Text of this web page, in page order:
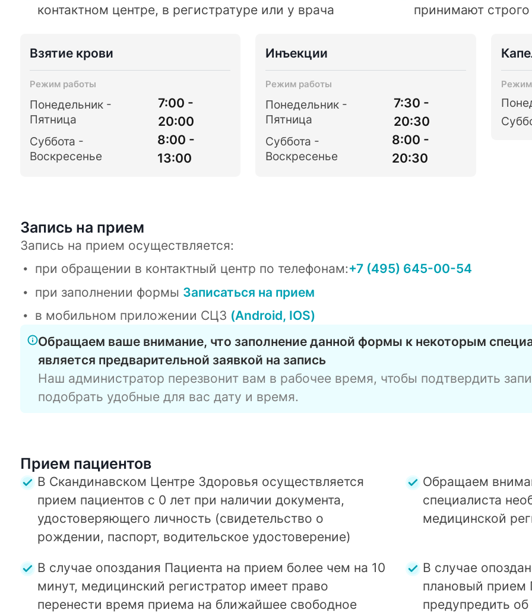
контактном центре, в регистратуре или у врача
принимают строго
Взятие крови
Режим работы
Понедельник -
Пятница
7:00 -
20:00
Суббота -
Воскресенье
8:00 -
13:00
Инъекции
Режим работы
Понедельник -
Пятница
7:30 -
20:30
Суббота -
Воскресенье
8:00 -
20:30
Запись на прием
Запись на прием осуществляется:
при обращении в контактный центр по телефонам:+7 (495) 645-00-54
при заполнении формы Записаться на прием
в мобильном приложении СЦЗ (Android, IOS)
Обращаем ваше внимание, что заполнение данной формы к некоторым
является предварительной заявкой на запись
Наш администратор перезвонит вам в рабочее время, чтобы подтвердить
подобрать удобные для вас дату и время.
Прием пациентов
В Скандинавском Центре Здоровья осуществляется
прием пациентов с 0 лет при наличии документа,
удостоверяющего личность (свидетельство о
рождении, паспорт, водительское удостоверение)
Обращаем
специалиста
медицинской
В случае опоздания Пациента на прием более чем на 10
минут, медицинский регистратор имеет право
перенести время приема на ближайшее свободное
В случае
плановый прием
предупредить